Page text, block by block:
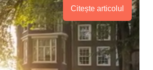
Citește articolul